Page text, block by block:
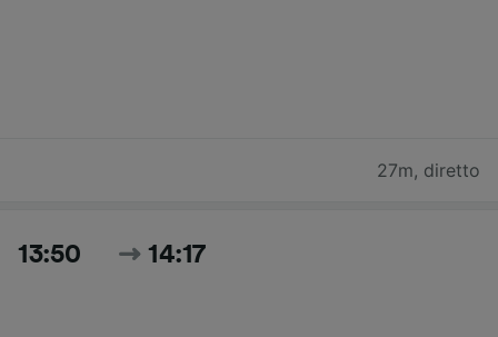
27m, diretto
13:50 14:17